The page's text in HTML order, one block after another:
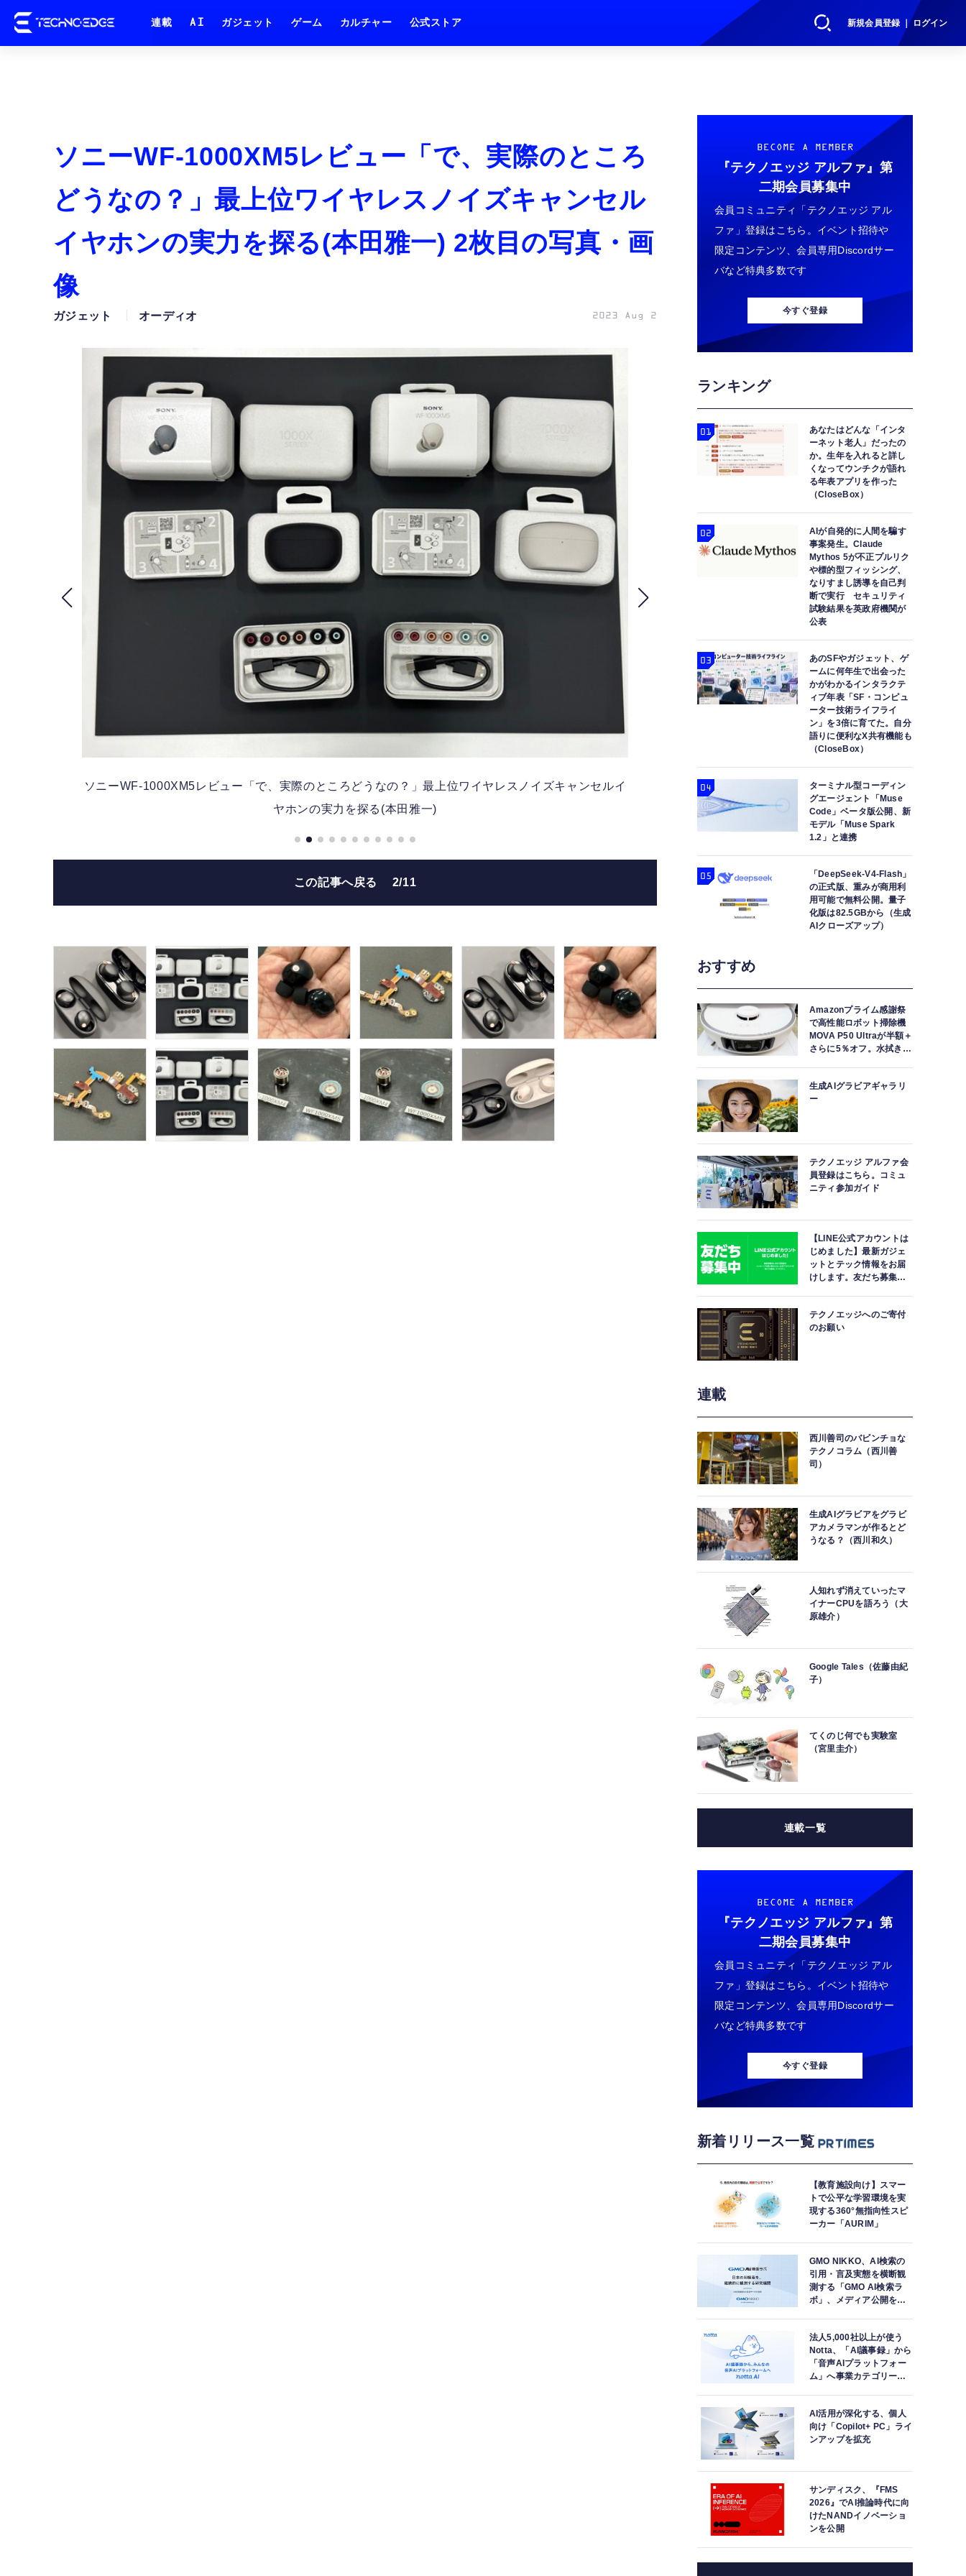
新規会員登録 ｜ ログイン
連載 AI ガジェット ゲーム カルチャー 公式ストア
ソニーWF-1000XM5レビュー「で、実際のところ
どうなの？」最上位ワイヤレスノイズキャンセル
イヤホンの実力を探る(本田雅一) 2枚目の写真・画
像
ガジェット オーディオ 2023 Aug 2
ソニーWF-1000XM5レビュー「で、実際のところどうなの？」最上位ワイヤレスノイズキャンセルイ
ヤホンの実力を探る(本田雅一)
ソニーWF-1000XM5レビュー「で、実際のところ
ヤホンの実力を
この記事へ戻る 2/11
BECOME A MEMBER
『テクノエッジ アルファ』 第
二期会員募集中
会員コミュニティ「テクノエッジ アル
ファ」登録はこちら。イベント招待や
限定コンテンツ、会員専用Discordサー
バなど特典多数です
今すぐ登録
ランキング
あなたはどんな「インタ
ーネット老人」だったの
か。生年を入れると詳し
くなってウンチクが語れ
る年表アプリを作った
（CloseBox）
AIが自発的に人間を騙す
事案発生。Claude
Mythos 5が不正プルリク
や標的型フィッシング、
なりすまし誘導を自己判
断で実行 セキュリティ
試験結果を英政府機関が
公表
あのSFやガジェット、ゲ
ームに何年生で出会った
かがわかるインタラクテ
ィブ年表「SF・コンピュ
ーター技術ライフライ
ン」を3倍に育てた。自分
語りに便利なX共有機能も
（CloseBox）
ターミナル型コーディン
グエージェント「Muse
Code」ベータ版公開、新
モデル「Muse Spark
1.2」と連携
「DeepSeek-V4-Flash」
の正式版、重みが商用利
用可能で無料公開。量子
化版は82.5GBから（生成
AIクローズアップ）
おすすめ
Amazonプライム感謝祭
で高性能ロボット掃除機
MOVA P50 Ultraが半額＋
さらに5％オフ。水拭きモ
生成AIグラビアギャラリ
ー
テクノエッジ アルファ会
員登録はこちら。コミュ
ニティ参加ガイド
【LINE公式アカウントは
じめました】最新ガジェ
ットとテック情報をお届
けします。友だち募集
テクノエッジへのご寄付
のお願い
連載
西川善司のバビンチョな
テクノコラム（西川善
司）
生成AIグラビアをグラビ
アカメラマンが作るとど
うなる？（西川和久）
人知れず消えていったマ
イナーCPUを語ろう（大
原雄介）
Google Tales（佐藤由紀
子）
てくのじ何でも実験室
（宮里圭介）
連載一覧
BECOME A MEMBER
『テクノエッジ アルファ』 第
二期会員募集中
会員コミュニティ「テクノエッジ アル
ファ」登録はこちら。イベント招待や
限定コンテンツ、会員専用Discordサー
バなど特典多数です
今すぐ登録
新着リリース一覧
【教育施設向け】スマー
トで公平な学習環境を実
現する360°無指向性スピ
ーカー「AURIM」
GMO NIKKO、AI検索の
引用・言及実態を横断観
測する「GMO AI検索ラ
ボ」、メディア公開を開
法人5,000社以上が使う
Notta、「AI議事録」から
「音声AIプラットフォー
ム」へ事業カテゴリーを
AI活用が深化する、個人
向け「Copilot+ PC」ライ
ンアップを拡充
サンディスク、『FMS
2026』でAI推論時代に向
けたNANDイノベーショ
ンを公開